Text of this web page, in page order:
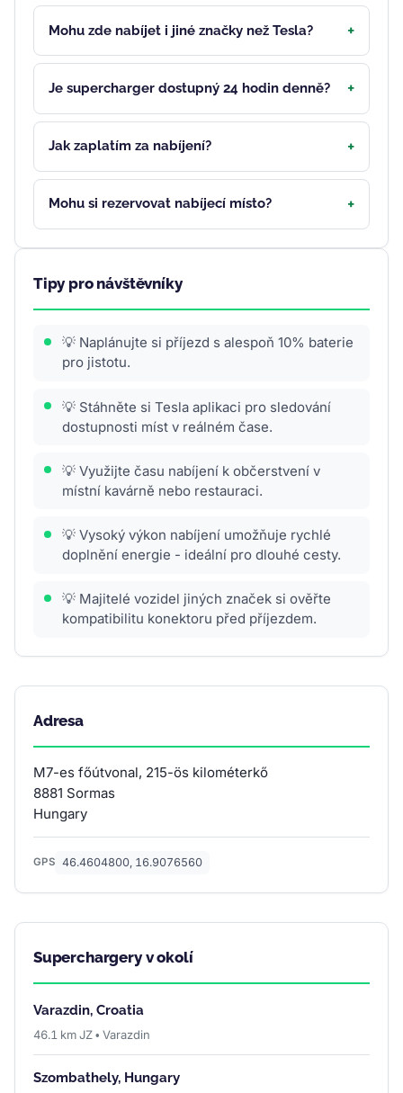
Mohu zde nabíjet i jiné značky než Tesla?
Je supercharger dostupný 24 hodin denně?
Jak zaplatím za nabíjení?
Mohu si rezervovat nabíjecí místo?
Tipy pro návštěvníky
💡 Naplánujte si příjezd s alespoň 10% baterie
pro jistotu.
💡 Stáhněte si Tesla aplikaci pro sledování
dostupnosti míst v reálném čase.
💡 Využijte času nabíjení k občerstvení v
místní kavárně nebo restauraci.
💡 Vysoký výkon nabíjení umožňuje rychlé
doplnění energie - ideální pro dlouhé cesty.
💡 Majitelé vozidel jiných značek si ověřte
kompatibilitu konektoru před příjezdem.
Adresa
M7-es főútvonal, 215-ös kilométerkő
8881 Sormas
Hungary
GPS 46.4604800, 16.9076560
Superchargery v okolí
Varazdin, Croatia
46.1 km JZ • Varazdin
Szombathely, Hungary